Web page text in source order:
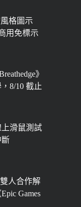
格圖示
用免標示
》
8/10 截止
滑鼠測試
斷
雙人合作解
Games